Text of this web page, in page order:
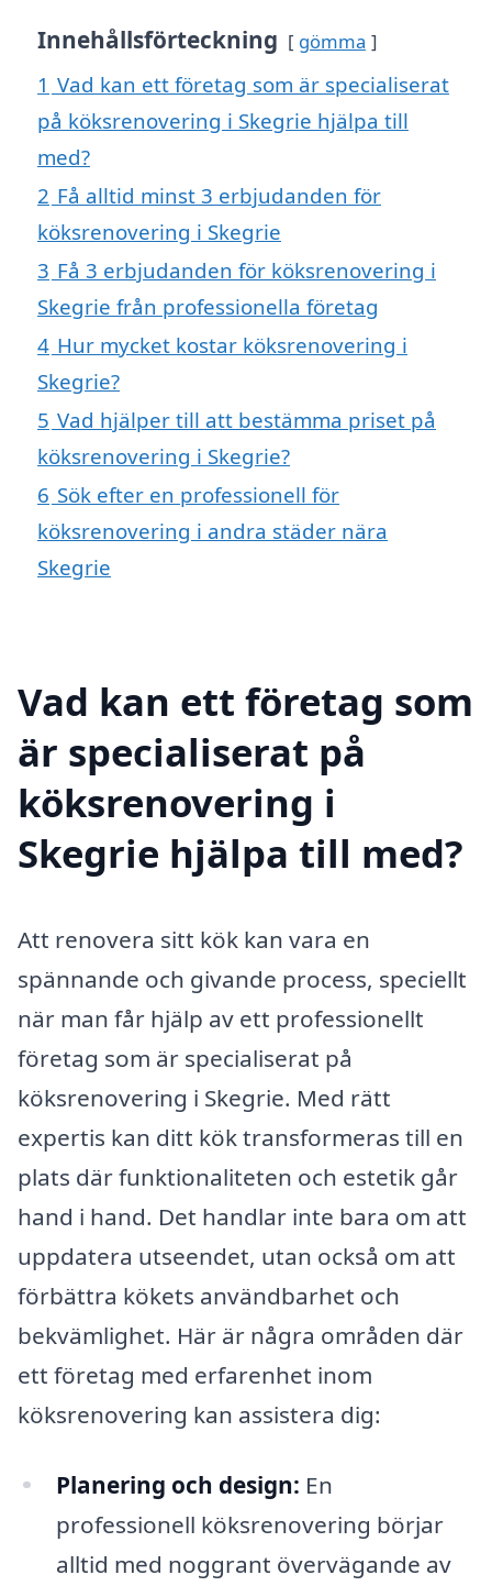
Innehållsförteckning gömma
1 Vad kan ett företag som är specialiserat
på köksrenovering i Skegrie hjälpa till
med?
2 Få alltid minst 3 erbjudanden för
köksrenovering i Skegrie
3 Få 3 erbjudanden för köksrenovering i
Skegrie från professionella företag
4 Hur mycket kostar köksrenovering i
Skegrie?
5 Vad hjälper till att bestämma priset på
köksrenovering i Skegrie?
6 Sök efter en professionell för
köksrenovering i andra städer nära
Skegrie
Vad kan ett företag som
är specialiserat på
köksrenovering i
Skegrie hjälpa till med?
Att renovera sitt kök kan vara en
spännande och givande process, speciellt
när man får hjälp av ett professionellt
företag som är specialiserat på
köksrenovering i Skegrie. Med rätt
expertis kan ditt kök transformeras till en
plats där funktionaliteten och estetik går
hand i hand. Det handlar inte bara om att
uppdatera utseendet, utan också om att
förbättra kökets användbarhet och
bekvämlighet. Här är några områden där
ett företag med erfarenhet inom
köksrenovering kan assistera dig:
Planering och design: En
professionell köksrenovering börjar
alltid med noggrant övervägande av